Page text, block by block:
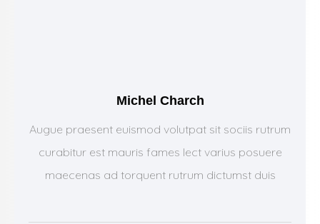
Michel Charch
Augue praesent euismod volutpat sit sociis rutrum
curabitur est mauris fames lect varius posuere
maecenas ad torquent rutrum dictumst duis